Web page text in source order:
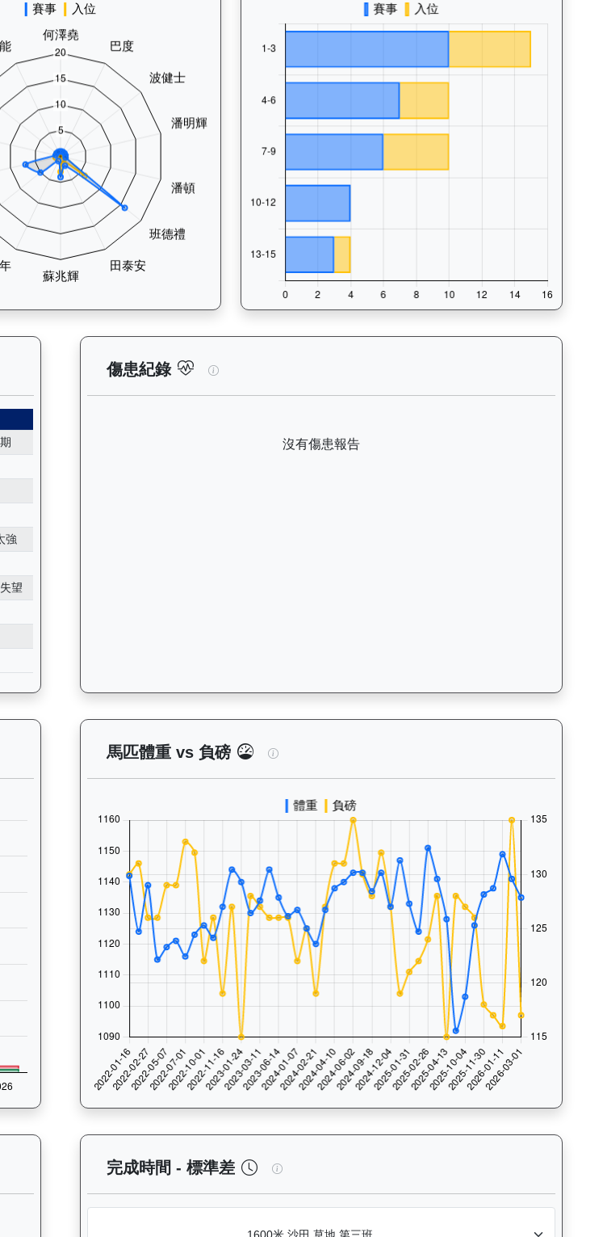
所有試閘（Barrier Trial）的歷史成績，包括日期、名次、場地、路程、騎師
強
望
傷患紀錄 一先生（G227）— 傷患紀錄：查看馬匹完整的獸
沒有傷患報告
表：以月度圖表顯示馬匹訓練活動（慢跑、游泳、快跑）及試閘、正式出賽
馬匹體重 vs 負磅 一先生（G227）— 馬匹體重與負磅走勢圖
表：查看馬匹最近10場比賽的走位變化趨勢，分析馬匹的跑法風格和衝線
完成時間 - 標準差 一先生（G227）— 完成時間標準差分析：